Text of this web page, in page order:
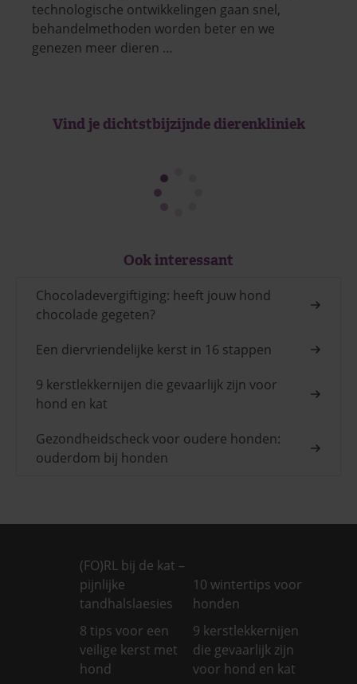
technologische ontwikkelingen gaan snel,
behandelmethoden worden beter en we
genezen meer dieren …
Vind je dichtstbijzijnde dierenkliniek
Ook interessant
Chocoladevergiftiging: heeft jouw hond
chocolade gegeten?
Een diervriendelijke kerst in 16 stappen
9 kerstlekkernijen die gevaarlijk zijn voor
hond en kat
Gezondheidscheck voor oudere honden:
ouderdom bij honden
(FO)RL bij de kat –
pijnlijke
tandhalslaesies
10 wintertips voor
honden
8 tips voor een
veilige kerst met
hond
9 kerstlekkernijen
die gevaarlijk zijn
voor hond en kat